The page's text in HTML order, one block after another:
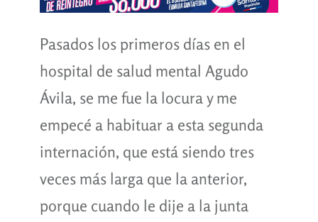
Pasados los primeros días en el
hospital de salud mental Agudo
Ávila, se me fue la locura y me
empecé a habituar a esta segunda
internación, que está siendo tres
veces más larga que la anterior,
porque cuando le dije a la junta